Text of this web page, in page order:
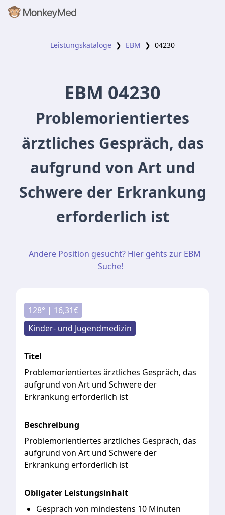
Leistungskataloge ❯ EBM ❯ 04230
EBM 04230
Problemorientiertes
ärztliches Gespräch, das
aufgrund von Art und
Schwere der Erkrankung
erforderlich ist
Andere Position gesucht? Hier gehts zur EBM
Suche!
128° | 16,31€
Kinder- und Jugendmedizin
Titel
Problemorientiertes ärztliches Gespräch, das
aufgrund von Art und Schwere der
Erkrankung erforderlich ist
Beschreibung
Problemorientiertes ärztliches Gespräch, das
aufgrund von Art und Schwereder
Erkrankung erforderlich ist
Obligater Leistungsinhalt
Gespräch von mindestens 10 Minuten